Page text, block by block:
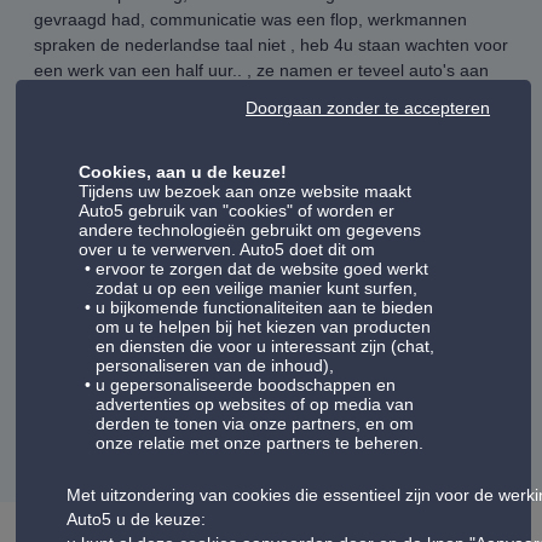
gevraagd had, communicatie was een flop, werkmannen
spraken de nederlandse taal niet , heb 4u staan wachten voor
een werk van een half uur.. , ze namen er teveel auto's aan
Client Vérifié
22/07/2026
Aaotonniet gemaakt , rode kaart schouwing
Weergave van meningen:11-15
volgende 1 2 3 4 5 vorige
Cookies, aan u de keuze!
Tijdens uw bezoek aan onze website maakt
Auto5 gebruik van "cookies" of worden er
andere technologieën gebruikt om gegevens
over u te verwerven. Auto5 doet dit om
ervoor te zorgen dat de website goed werkt
zodat u op een veilige manier kunt surfen,
u bijkomende functionaliteiten aan te bieden
om u te helpen bij het kiezen van producten
en diensten die voor u interessant zijn (chat,
personaliseren van de inhoud),
u gepersonaliseerde boodschappen en
advertenties op websites of op media van
derden te tonen via onze partners, en om
onze relatie met onze partners te beheren.
Met uitzondering van cookies die essentieel zijn voor de
Auto5 u de keuze:
Doorgaan zonder te accepteren